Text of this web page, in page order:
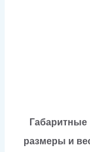
Габаритные
размеры и